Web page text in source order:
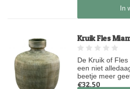
Op voorraadIn
Kruik Fles
De Kruik of
een niet
beetje meer
€32,50